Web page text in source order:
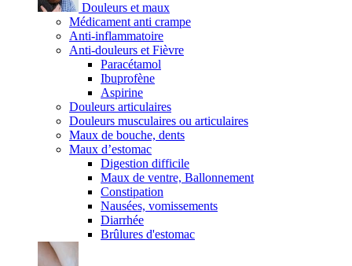
Douleurs et maux
Médicament anti crampe
Anti-inflammatoire
Anti-douleurs et Fièvre
Paracétamol
Ibuprofène
Aspirine
Douleurs articulaires
Douleurs musculaires ou articulaires
Maux de bouche, dents
Maux d’estomac
Digestion difficile
Maux de ventre, Ballonnement
Constipation
Nausées, vomissements
Diarrhée
Brûlures d'estomac